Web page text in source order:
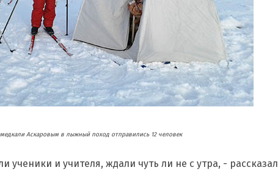
Аскаровым в лыжный поход отправились 12 человек
ученики и учителя, ждали чуть ли не с утра, - рассказал